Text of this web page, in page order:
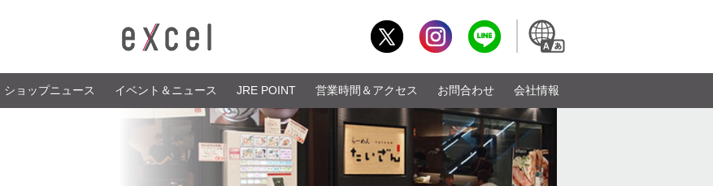
ショップニュース イベント＆ニュース JRE POINT 営業時間＆アクセス お問合わせ 会社情報